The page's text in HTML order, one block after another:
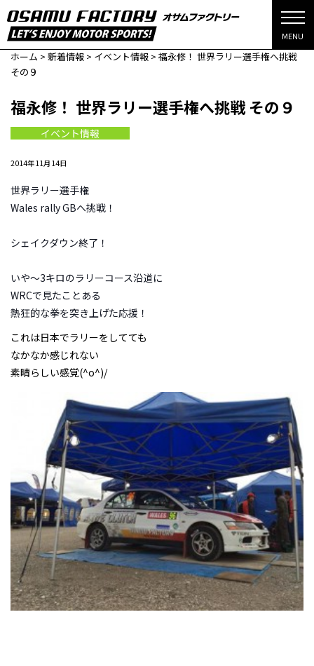
MENU
ホーム > 新着情報 > イベント情報 > 福永修！ 世界ラリー選手権へ挑戦
その９
福永修！ 世界ラリー選手権へ挑戦 その９
イベント情報
2014年11月14日
世界ラリー選手権
Wales rally GBへ挑戦！
シェイクダウン終了！
いや〜3キロのラリーコース沿道に
WRCで見たことある
熱狂的な拳を突き上げた応援！
これは日本でラリーをしてても
なかなか感じれない
素晴らしい感覚(^o^)/